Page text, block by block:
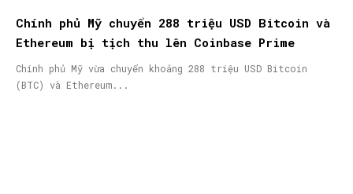
Chính phủ Mỹ chuyển 288 triệu USD Bitcoin và
Ethereum bị tịch thu lên Coinbase Prime
Chính phủ Mỹ vừa chuyển khoảng 288 triệu USD Bitcoin
(BTC) và Ethereum...